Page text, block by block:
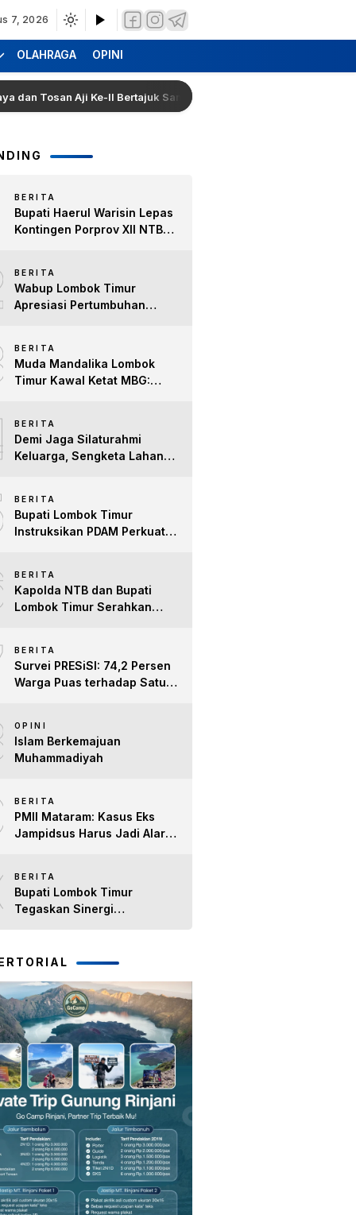
7, 2026
OLAHRAGA OPINI
Aji Ke-II Bertajuk Samuhita Sakre
BERITA
Bupati Haerul Warisin Lepas
Kontingen Porprov XII NTB
untuk Lombok Timur
BERITA
Wabup Lombok Timur
Apresiasi Pertumbuhan
Difabel
BERITA
Muda Mandalika Lombok
Timur Kawal Ketat MBG:
BERITA
Demi Jaga Silaturahmi
Keluarga, Sengketa Lahan
BERITA
Bupati Lombok Timur
Instruksikan PDAM Perkuat
Terpenuhi
BERITA
Kapolda NTB dan Bupati
Lombok Timur Serahkan
Kepedulian Sosial
BERITA
Survei PRESiSI: 74,2 Persen
Warga Puas terhadap Satu
OPINI
Islam Berkemajuan
Muhammadiyah
BERITA
PMII Mataram: Kasus Eks
Jampidsus Harus Jadi Alarm
BERITA
Bupati Lombok Timur
Tegaskan Sinergi
dan Kapolres Lombok Timur